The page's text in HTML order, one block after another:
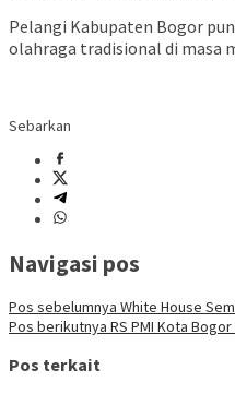
Pelangi Kabupaten Bogor
olahraga tradisional di masa
Sebarkan
Navigasi pos
Pos sebelumnya White House
Pos berikutnya RS PMI Kota
Pos terkait